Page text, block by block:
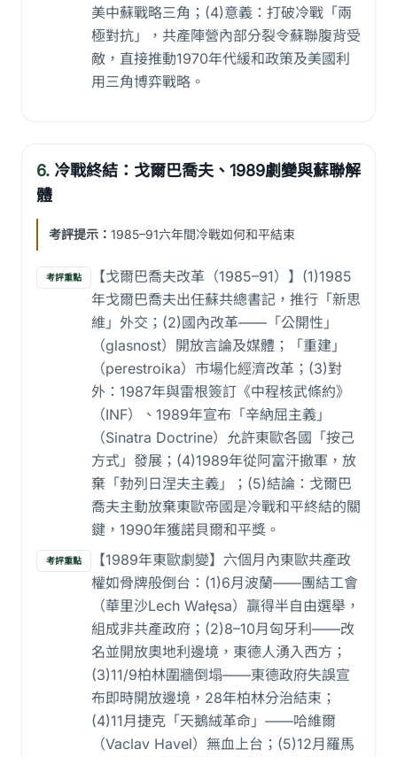
美中蘇戰略三角；(4)意義：打破冷戰「兩
極對抗」，共產陣營內部分裂令蘇聯腹背受
敵，直接推動1970年代緩和政策及美國利
用三角博弈戰略。
6. 冷戰終結：戈爾巴喬夫、1989劇變與蘇聯解
體
考評提示： 1985–91六年間冷戰如何和平結束
考評重點
【戈爾巴喬夫改革（1985–91）】(1)1985
年戈爾巴喬夫出任蘇共總書記，推行「新思
維」外交；(2)國內改革——「公開性」
（glasnost）開放言論及媒體；「重建」
（perestroika）市場化經濟改革；(3)對
外：1987年與雷根簽訂《中程核武條約》
（INF）、1989年宣布「辛納屈主義」
（Sinatra Doctrine）允許東歐各國「按己
方式」發展；(4)1989年從阿富汗撤軍，放
棄「勃列日涅夫主義」；(5)結論：戈爾巴
喬夫主動放棄東歐帝國是冷戰和平終結的關
鍵，1990年獲諾貝爾和平獎。
考評重點
【1989年東歐劇變】六個月內東歐共產政
權如骨牌般倒台：(1)6月波蘭——團結工會
（華里沙Lech Wałęsa）贏得半自由選舉，
組成非共產政府；(2)8–10月匈牙利——改
名並開放奧地利邊境，東德人湧入西方；
(3)11/9柏林圍牆倒塌——東德政府失誤宣
布即時開放邊境，28年柏林分治結束；
(4)11月捷克「天鵝絨革命」——哈維爾
（Vaclav Havel）無血上台；(5)12月羅馬